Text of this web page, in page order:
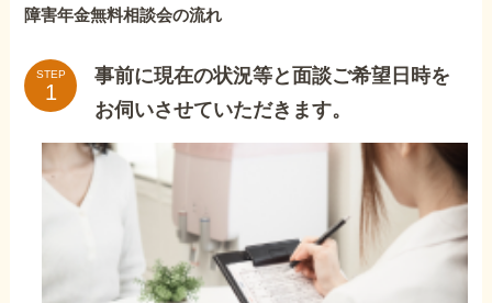
障害年金無料相談会の流れ
STEP
事前に現在の状況等と面談ご希望日時を
お伺いさせていただきます。